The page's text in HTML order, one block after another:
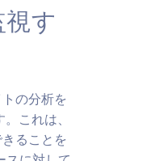
す
の分析を
これは、
ることを